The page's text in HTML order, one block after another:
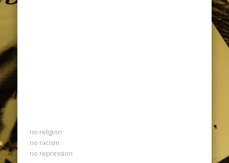
no religion
no racism
no repression